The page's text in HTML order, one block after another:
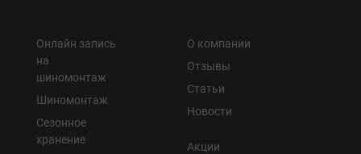
Онлайн запись
на
шиномонтаж
Шиномонтаж
Сезонное
хранение
О компании
Отзывы
Статьи
Новости
Акции